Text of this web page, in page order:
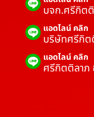
บจก.ศรีกิต
แอดไลน์ คลิก
บริษัทศรีกิต
แอดไลน์ คลิก
ศรีกิตติลาภ